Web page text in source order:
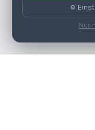
⚙️
Nur